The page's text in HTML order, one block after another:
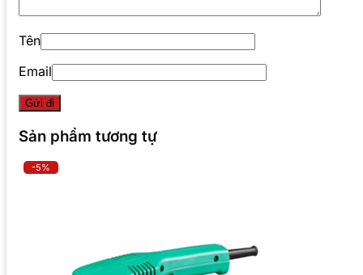
Tên
Email
Sản phẩm tương tự
-5%